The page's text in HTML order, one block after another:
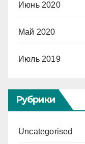
Июнь 2020
Май 2020
Июль 2019
Рубрики
Uncategorised